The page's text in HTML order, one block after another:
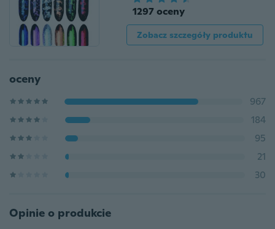
1297 oceny
Zobacz szczegóły produktu
oceny
967
184
95
21
30
Opinie o produkcie